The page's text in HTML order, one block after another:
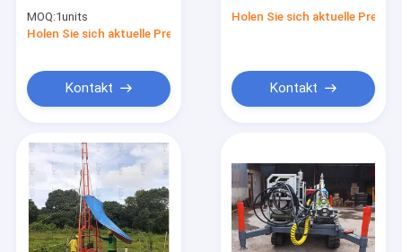
MOQ:1units
Holen Sie sich aktuelle Preis
Kontakt
Holen Sie sich aktuelle Preis
Kontakt